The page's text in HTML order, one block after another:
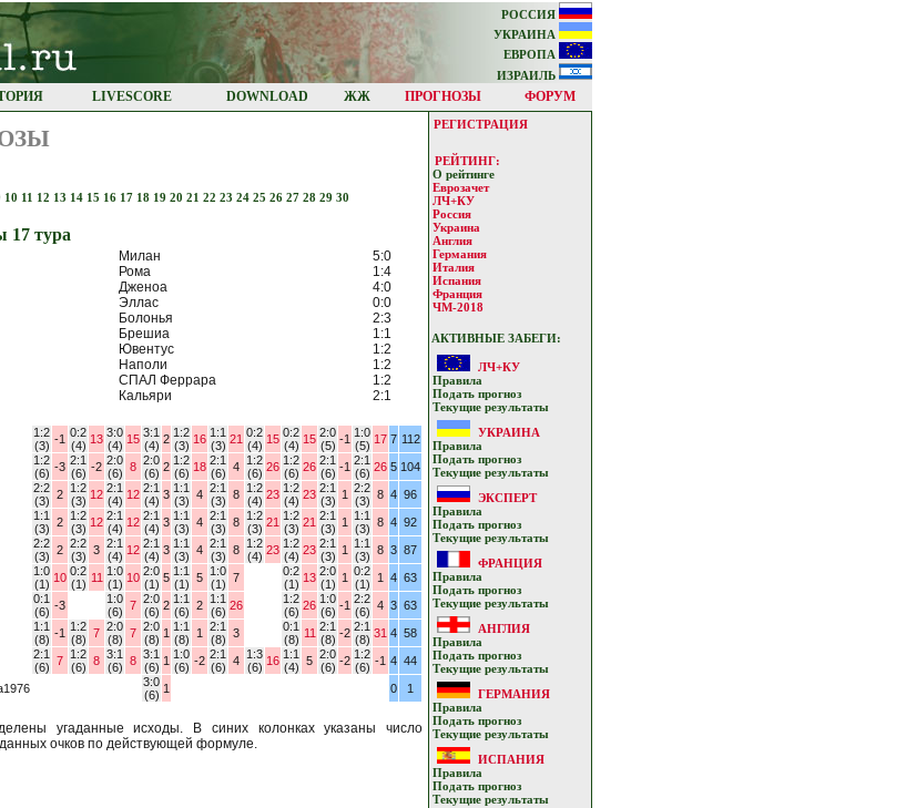
РОССИЯ
УКРАИНА
ЕВРОПА
ИЗРАИЛЬ
LIVESCORE DOWNLOAD ЖЖ ПРОГНОЗЫ ФОРУМ
10 11 12 13 14 15 16 17 18 19 20 21 22 23 24 25 26 27 28 29 30
17 турa
Милан
5:0
Рома
1:4
Дженоа
4:0
Эллас
0:0
Болонья
2:3
Брешиа
1:1
Ювентус
1:2
Наполи
1:2
СПАЛ Феррара
1:2
Кальяри 2:1
1:2
(3) -1 0:2
(4) 13 3:0
(4) 15 3:1
(4) 2 1:2
(3) 16 1:1
(3) 21 0:2
(4) 15 0:2
(4) 15 2:0
(5) -1 1:0
(5) 17 7 112
1:2
(6) -3 2:1
(6) -2 2:0
(6) 8 2:0
(6) 2 1:2
(6) 18 2:1
(6) 4 1:2
(6) 26 1:2
(6) 26 2:1
(6) -1 2:1
(6) 26 5 104
2:2
(3) 2 1:2
(3) 12 2:1
(4) 12 2:1
(4) 3 1:1
(3) 4 2:1
(3) 8 1:2
(4) 23 1:2
(4) 23 2:1
(3) 1 2:2
(3) 8 4 96
1:1
(3) 2 1:2
(3) 12 2:1
(4) 12 2:1
(4) 3 1:1
(3) 4 2:1
(3) 8 1:2
(3) 21 1:2
(3) 21 2:1
(3) 1
1:1
(3) 8 4 92
2:2
(3) 2 2:2
(3) 3 2:1
(4) 12 2:1
(4) 3 1:1
(3) 4 2:1
(3) 8 1:2
(4) 23 1:2
(4) 23 2:1
(3) 1
1:1
(3) 8 3 87
1:0
(1) 10 0:2
(1) 11 1:0
(1) 10 2:0
(1) 5 1:1
(1) 5 1:0
(1) 7
0:2
(1) 13 2:0
(1) 1 0:2
(1)
1 4 63
0:1
(6) -3
1:0
(6) 7 2:0
(6) 2 1:1
(6) 2 1:1
(6) 26
1:2
(6) 26 1:0
(6) -1 2:2
(6) 4 3 63
1:1
(8) -1 1:2
(8) 7 2:0
(8) 7 2:0
(8) 1 1:1
(8)
1
2:1
(8) 3
0:1
(8) 11 2:1
(8) -2 2:1
(8) 31 4 58
2:1
(6) 7 1:2
(6) 8 3:1
(6) 8 3:1
(6) 1 1:0
(6) -2 2:1
(6) 4 1:3
(6) 16 1:1
(4) 5 2:0
(6) -2 1:2
(6) -1 4 44
3:0
(6) 1 0 1
угаданные исходы. В синих колонках указаны число
очков по действующей формуле.
РЕГИСТРАЦИЯ
РЕЙТИНГ:
О рейтинге
Еврозачет
ЛЧ+КУ
Россия
Украина
Англия
Германия
Италия
Испания
Франция
ЧМ-2018
АКТИВНЫЕ ЗАБЕГИ:
ЛЧ+КУ
Прaвилa
Подать прoгнoз
Текущие результaты
УКРАИНА
Прaвилa
Подать прoгнoз
Текущие результaты
ЭКСПЕРТ
Прaвилa
Подать прoгнoз
Текущие результaты
ФРАНЦИЯ
Прaвилa
Подать прoгнoз
Текущие результaты
АНГЛИЯ
Прaвилa
Подать прoгнoз
Текущие результaты
ГЕРМАНИЯ
Прaвилa
Подать прoгнoз
Текущие результaты
ИСПАНИЯ
Прaвилa
Подать прoгнoз
Текущие результaты